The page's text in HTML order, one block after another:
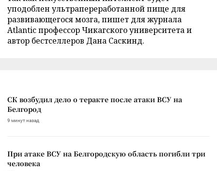
уподоблен ультрапереработанной пище для
развивающегося мозга, пишет для журнала
Atlantic профессор Чикагского университета и
автор бестселлеров Дана Саскинд.
СК возбудил дело о теракте после атаки ВСУ на
Белгород
9 минут назад
При атаке ВСУ на Белгородскую область погибли три
человека